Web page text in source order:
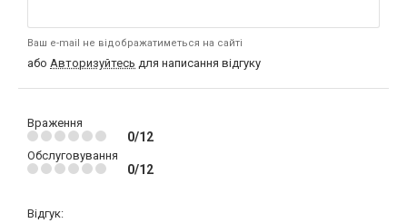
Ваш e-mail не відображатиметься на сайті
або Авторизуйтесь для написання відгуку
Враження
0/12
Обслуговування
0/12
Відгук: